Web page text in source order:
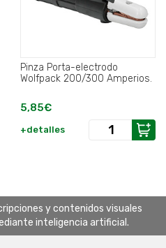
Pinza Porta-electrodo
Wolfpack 200/300 Amperios.
5,85€
+detalles
y contenidos visuales
inteligencia artificial.